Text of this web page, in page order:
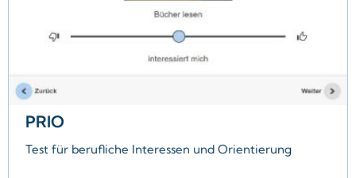
Glossar und Hilfe
PRIO
Test für berufliche Interessen und Orientierung